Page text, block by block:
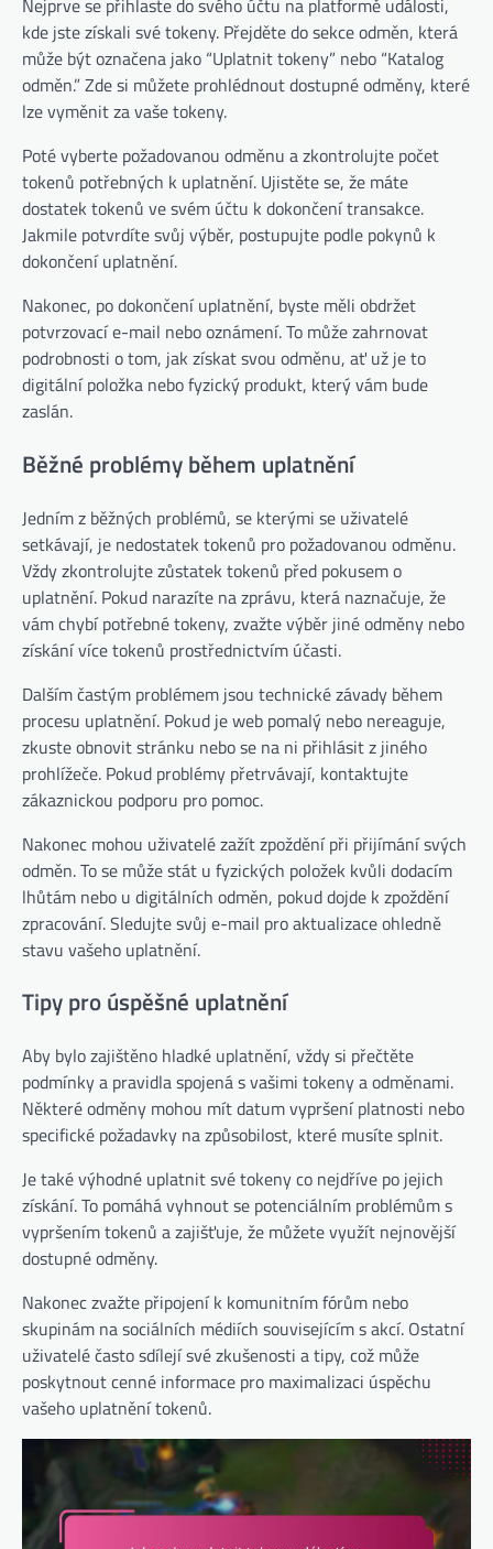
Nejprve se přihlaste do svého účtu na platformě události,
kde jste získali své tokeny. Přejděte do sekce odměn, která
může být označena jako “Uplatnit tokeny” nebo “Katalog
odměn.” Zde si můžete prohlédnout dostupné odměny, které
lze vyměnit za vaše tokeny.
Poté vyberte požadovanou odměnu a zkontrolujte počet
tokenů potřebných k uplatnění. Ujistěte se, že máte
dostatek tokenů ve svém účtu k dokončení transakce.
Jakmile potvrdíte svůj výběr, postupujte podle pokynů k
dokončení uplatnění.
Nakonec, po dokončení uplatnění, byste měli obdržet
potvrzovací e-mail nebo oznámení. To může zahrnovat
podrobnosti o tom, jak získat svou odměnu, ať už je to
digitální položka nebo fyzický produkt, který vám bude
zaslán.
Běžné problémy během uplatnění
Jedním z běžných problémů, se kterými se uživatelé
setkávají, je nedostatek tokenů pro požadovanou odměnu.
Vždy zkontrolujte zůstatek tokenů před pokusem o
uplatnění. Pokud narazíte na zprávu, která naznačuje, že
vám chybí potřebné tokeny, zvažte výběr jiné odměny nebo
získání více tokenů prostřednictvím účasti.
Dalším častým problémem jsou technické závady během
procesu uplatnění. Pokud je web pomalý nebo nereaguje,
zkuste obnovit stránku nebo se na ni přihlásit z jiného
prohlížeče. Pokud problémy přetrvávají, kontaktujte
zákaznickou podporu pro pomoc.
Nakonec mohou uživatelé zažít zpoždění při přijímání svých
odměn. To se může stát u fyzických položek kvůli dodacím
lhůtám nebo u digitálních odměn, pokud dojde k zpoždění
zpracování. Sledujte svůj e-mail pro aktualizace ohledně
stavu vašeho uplatnění.
Tipy pro úspěšné uplatnění
Aby bylo zajištěno hladké uplatnění, vždy si přečtěte
podmínky a pravidla spojená s vašimi tokeny a odměnami.
Některé odměny mohou mít datum vypršení platnosti nebo
specifické požadavky na způsobilost, které musíte splnit.
Je také výhodné uplatnit své tokeny co nejdříve po jejich
získání. To pomáhá vyhnout se potenciálním problémům s
vypršením tokenů a zajišťuje, že můžete využít nejnovější
dostupné odměny.
Nakonec zvažte připojení k komunitním fórům nebo
skupinám na sociálních médiích souvisejícím s akcí. Ostatní
uživatelé často sdílejí své zkušenosti a tipy, což může
poskytnout cenné informace pro maximalizaci úspěchu
vašeho uplatnění tokenů.